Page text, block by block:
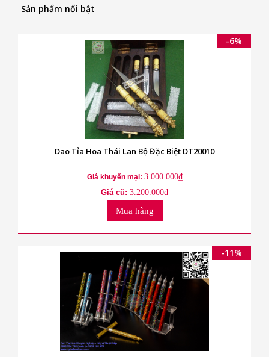
Sản phẩm nổi bật
-6%
Dao Tỉa Hoa Thái Lan Bộ Đặc Biệt DT20010
Giá khuyến mại: 3.000.000₫
Giá cũ: 3.200.000₫
Mua hàng
-11%